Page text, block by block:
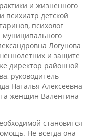
и жизненного
психиатр детской
психолог
Логунова
и защите
директор районной
руководитель
Наталья Алексеевна
женщин Валентина
становится
Не всегда она